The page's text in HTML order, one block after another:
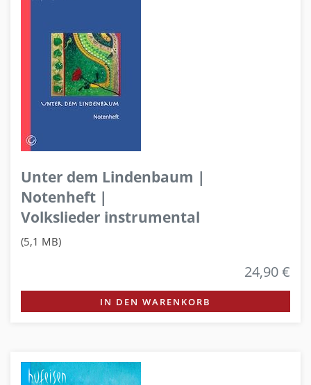
Unter dem Lindenbaum |
Notenheft |
Volkslieder instrumental
(5,1 MB)
24,90 €
IN DEN WARENKORB